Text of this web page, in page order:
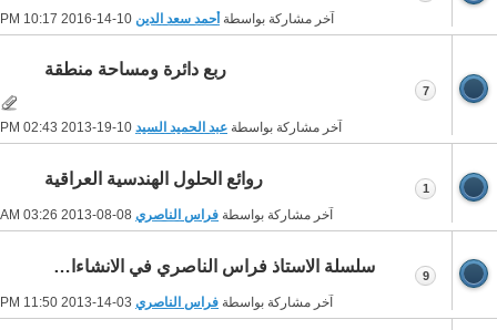
آخر مشاركة بواسطة أحمد سعد الدين 10:17 PM
ربع دائرة ومساحة منطقة
آخر مشاركة بواسطة عبد الحميد السيد 02:43 PM
7
روائع الحلول الهندسية العراقية
آخر مشاركة بواسطة فراس الناصري 03:26 AM
1
سلسلة الاستاذ فراس الناصري في الانشاءات الهندسية
آخر مشاركة بواسطة فراس الناصري 11:50 PM
9